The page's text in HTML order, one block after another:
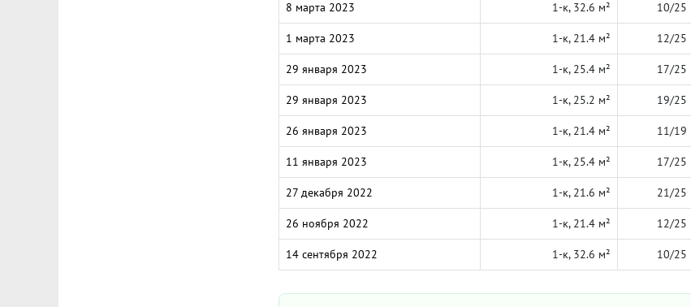
8 марта 2023 1-к, 32.6 м² 10/25
1 марта 2023 1-к, 21.4 м² 12/25
29 января 2023 1-к, 25.4 м² 17/25
29 января 2023 1-к, 25.2 м² 19/25
26 января 2023 1-к, 21.4 м² 11/19
11 января 2023 1-к, 25.4 м² 17/25
27 декабря 2022 1-к, 21.6 м² 21/25
26 ноября 2022 1-к, 21.4 м² 12/25
14 сентября 2022 1-к, 32.6 м² 10/25